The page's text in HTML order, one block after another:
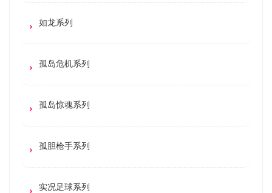
如龙系列
孤岛危机系列
孤岛惊魂系列
孤胆枪手系列
实况足球系列